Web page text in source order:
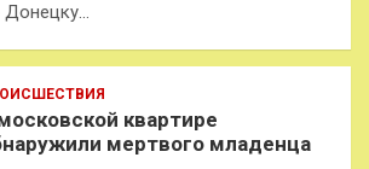
Донецку…
квартире
мертвого младенца